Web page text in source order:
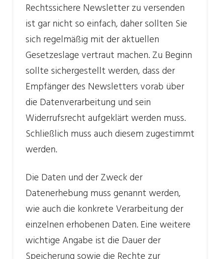
Rechtssichere Newsletter zu versenden
ist gar nicht so einfach, daher sollten Sie
sich regelmäßig mit der aktuellen
Gesetzeslage vertraut machen. Zu Beginn
sollte sichergestellt werden, dass der
Empfänger des Newsletters vorab über
die Datenverarbeitung und sein
Widerrufsrecht aufgeklärt werden muss.
Schließlich muss auch diesem zugestimmt
werden.
Die Daten und der Zweck der
Datenerhebung muss genannt werden,
wie auch die konkrete Verarbeitung der
einzelnen erhobenen Daten. Eine weitere
wichtige Angabe ist die Dauer der